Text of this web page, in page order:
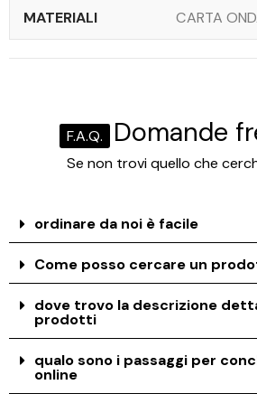
MATERIALI CARTA
F.A.Q. Domande
Se non trovi quello che
ordinare da noi è facile
Come posso cercare un
dove trovo la descrizione
prodotti
qualo sono i passaggi per
online